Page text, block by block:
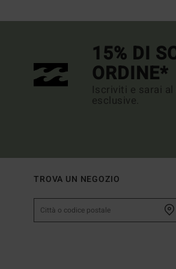
15% DI
ORDINE*
Iscriviti e sarai
esclusive.
TROVA UN NEGOZIO